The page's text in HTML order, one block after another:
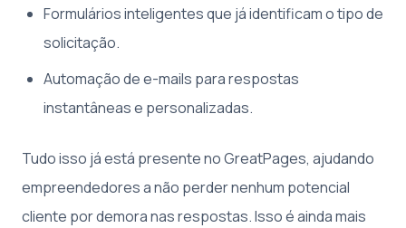
Formulários inteligentes que já identificam o tipo de
solicitação.
Automação de e-mails para respostas
instantâneas e personalizadas.
Tudo isso já está presente no GreatPages, ajudando
empreendedores a não perder nenhum potencial
cliente por demora nas respostas. Isso é ainda mais